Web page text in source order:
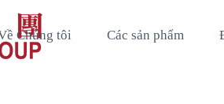
Chúng tôi Các sản phẩm